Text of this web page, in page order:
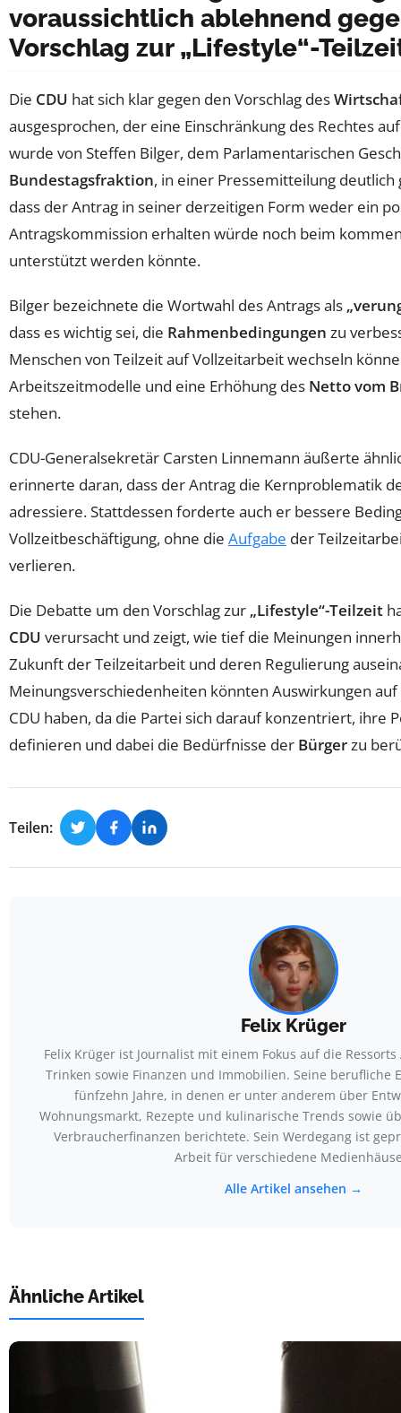
voraussichtlich ablehnend
Vorschlag zur „Lifestyle“-
Die CDU hat sich klar gegen den Vorschlag des
ausgesprochen, der eine Einschränkung des Rechtes
wurde von Steffen Bilger, dem Parlamentarischen
Bundestagsfraktion, in einer Pressemitteilung
dass der Antrag in seiner derzeitigen Form weder ein
Antragskommission erhalten würde noch beim
unterstützt werden könnte.
Bilger bezeichnete die Wortwahl des Antrags als
dass es wichtig sei, die Rahmenbedingungen zu
Menschen von Teilzeit auf Vollzeitarbeit wechseln
Arbeitszeitmodelle und eine Erhöhung des Netto vom
stehen.
CDU-Generalsekretär Carsten Linnemann äußerte
erinnerte daran, dass der Antrag die Kernproblematik
adressiere. Stattdessen forderte auch er bessere
Vollzeitbeschäftigung, ohne die Aufgabe der
verlieren.
Die Debatte um den Vorschlag zur „Lifestyle“-Teilzeit
CDU verursacht und zeigt, wie tief die Meinungen
Zukunft der Teilzeitarbeit und deren Regulierung
Meinungsverschiedenheiten könnten Auswirkungen
CDU haben, da die Partei sich darauf konzentriert, ihre
definieren und dabei die Bedürfnisse der Bürgerzu
Teilen:
Felix Krüger
Felix Krüger ist Journalist mit einem Fokus auf die
Trinken sowie Finanzen und Immobilien. Seine berufliche
fünfzehn Jahre, in denen er unter anderem über
Wohnungsmarkt, Rezepte und kulinarische Trends sowie
Verbraucherfinanzen berichtete. Sein Werdegang ist
Arbeit für verschiedene
Alle Artikel ansehen →
Ähnliche Artikel